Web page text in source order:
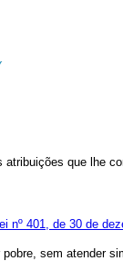
atribuições que lhe
nº 401, de 30 de
pobre, sem atender